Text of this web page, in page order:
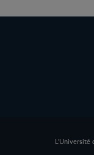
L'Université